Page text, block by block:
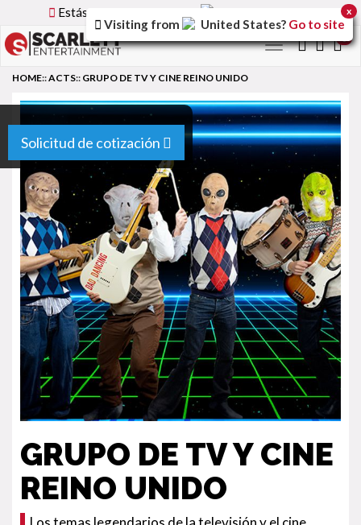
Estás utilizando la versión
Toggle
Solicitud de cotización
HOME::ACTS:: GRUPO DE TV Y CINE REINO UNIDO
GRUPO DE TV Y CINE
REINO UNIDO
Visiting from United States? Go to site
x